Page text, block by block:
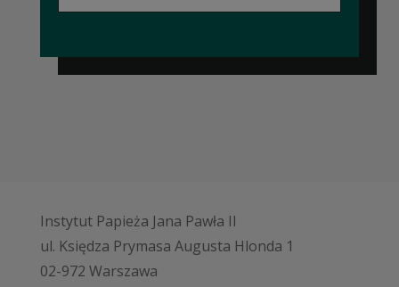
Instytut Papieża Jana Pawła II
ul. Księdza Prymasa Augusta Hlonda 1
02-972 Warszawa